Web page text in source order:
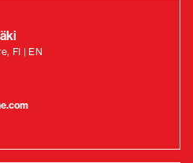
FI | EN